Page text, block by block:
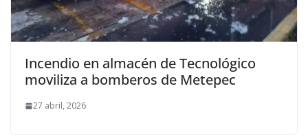
Incendio en almacén de Tecnológico
moviliza a bomberos de Metepec
27 abril, 2026